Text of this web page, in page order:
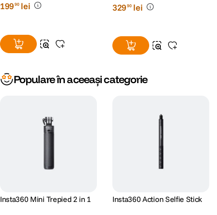
19990 lei 32990 lei
Populare în aceeași categorie
Insta360 Mini Trepied 2 in 1 Insta360 Action Selfie Stick